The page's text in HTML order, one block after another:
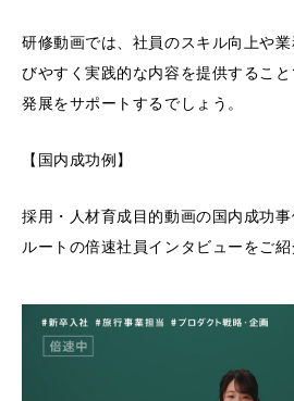
研修動画では、社員のスキル向上や
びやすく実践的な内容を提供するこ
発展をサポートするでしょう。
【国内成功例】
採用・人材育成目的動画の国内成功
ルートの倍速社員インタビューをご紹